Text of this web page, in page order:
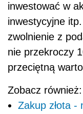
inwestować w
inwestycyjne
zwolnienie z
nie przekroczy
przeciętną
Zobacz również:
Zakup złota -